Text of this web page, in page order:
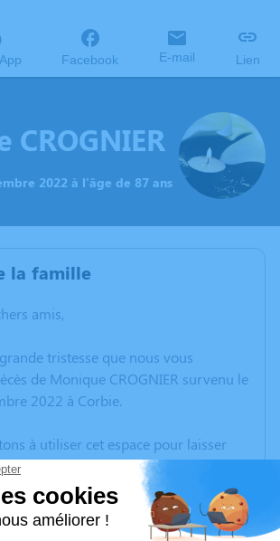
Facebook E-mail Lien
CROGNIER
2022 à l'âge de 87 ans
la famille
amis,
tristesse que nous vous
de Monique CROGNIER survenu le
2022 à Corbie.
à utiliser cet espace pour laisser
partager des photos souvenirs, une
vos pensées à travers des
Cet endroit est un lieu
à honorer la mémoire de Monique